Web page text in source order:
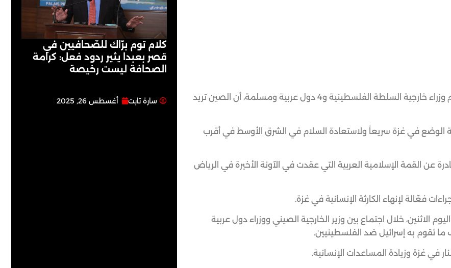
كلام توم برّاك للصّحافيين في
قصر بعبدا يثير ردود فعل: كرامة
الصحافة ليست رخيصة
سارة تابت أغسطس 26, 2025
أعلن وزير الخارجية الصيني وانغ يي، اليوم الاثنين، أمام وفد يضم وزراء خارجية السلطة الفلسطينية و4 دول عربية ومسلمة، أن الصين تريد
الوضع في غزة سريعاً ولاستعادة السلام في الشرق الأوسط في أقرب
عن القمة الإسلامية العربية التي عقدت في الآونة الأخيرة في الرياض
فعّالة لإنهاء الكارثة الإنسانية في غزة.
الاثنين، خلال اجتماع بين وزير الخارجية الصيني ووزراء دول عربية
تقوم به إسرائيل ضد الفلسطينيين.
في غزة وزيادة المساعدات الإنسانية.